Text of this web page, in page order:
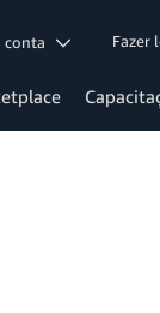
conta Fazer